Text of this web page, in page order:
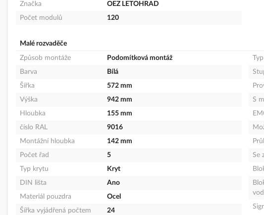
Značka
OEZ LETOHRAD
Počet modulů
120
Malé rozvaděče
Způsob montáže
Podomítková montáž
Barva
Bílá
Šířka
572 mm
Výška
942 mm
Hloubka
155 mm
číslo RAL
9016
Montážní hloubka
142 mm
Počet řad
5
Typ krytu
Kryt
DIN lišta
Ano
Materiál pouzdra
Ocel
Šířka vyjádřená počtem
24
S
Se